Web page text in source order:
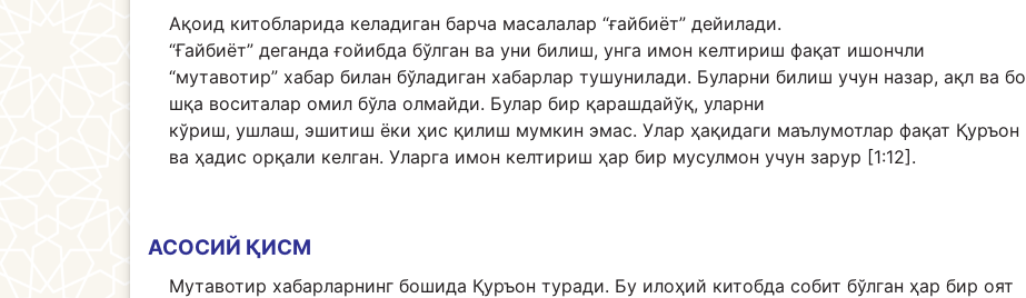
Ақоид китобларида келадиган барча масалалар “ғайбиёт” дейилади.
“Ғайбиёт” деганда ғойибда бўлган ва уни билиш, унга имон келтириш фақат ишончли
“мутавотир” хабар билан бўладиган хабарлар тушунилади. Буларни билиш учун назар, ақл ва бо
шқа воситалар омил бўла олмайди. Булар бир қарашдайўқ, уларни
кўриш, ушлаш, эшитиш ёки ҳис қилиш мумкин эмас. Улар ҳақидаги маълумотлар фақат Қуръон
ва ҳадис орқали келган. Уларга имон келтириш ҳар бир мусулмон учун зарур [1:12].
АСОСИЙ ҚИСМ
Мутавотир хабарларнинг бошида Қуръон туради. Бу илоҳий китобда собит бўлган ҳар бир оят